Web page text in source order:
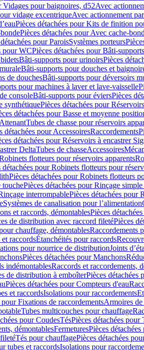
Vidages pour baignoires, d52Avec
vidage excentriqueAvec actionnement
Pièces détachées pour Kits de finition
Pièces détachées pour Avec cache-
pour ParoisSystèmes porteurs
pour WCPièces détachées pour Bâti-
Bâti-supports pour urinoirsPièces
Bâti-supports pour douches et
de douchesBâti-supports pour déversoirs
pour machines à laver et lave-vaisselle
consoleBâti-supports pour éviersPièces
synthétiquePièces détachées pour
détachées pour Basse et moyenne
Tubes de chasse pour réservoirs
détachées pour AccessoiresRaccordements
détachées pour Réservoirs à encastrer
DeltaTubes de chasseAccessoires
flotteurs pour réservoirs apparents
détachées pour Robinets flotteurs pour
Pièces détachées pour Robinets flotteurs
touchePièces détachées pour Rinçage
interrompablePièces détachées pour
Systèmes de canalisation pour l’alimentation
et raccords, démontablesPièces
de distribution avec raccord filetéPièces
chauffage, démontablesRaccordements
raccordsÉtanchéités pour raccords
pour nourrice de distributionJoints
Pièces détachées pour Manchons
indémontablesRaccords et raccordements,
de distribution à emboîterPièces détachées
Pièces détachées pour Compteurs d'eau
et raccordsIsolations pour raccordements
pour Fixations de raccordementsArmoires
Tubes multicouches pour chauffage
pour CoudesTésPièces détachées pour
démontablesFermeturesPièces
Tés pour chauffagePièces détachées
tubes et raccordsIsolations pour